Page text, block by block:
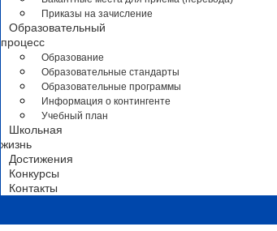
Приказы на зачисление
Образовательный
процесс
Образование
Образовательные стандарты
Образовательные программы
Информация о контингенте
Учебный план
Школьная
жизнь
Достижения
Конкурсы
Контакты